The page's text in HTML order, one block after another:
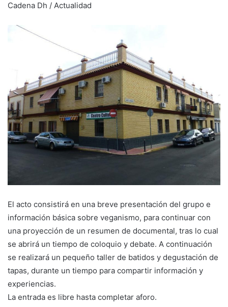
Cadena Dh / Actualidad
El acto consistirá en una breve presentación del grupo e
información básica sobre veganismo, para continuar con
una proyección de un resumen de documental, tras lo cual
se abrirá un tiempo de coloquio y debate. A continuación
se realizará un pequeño taller de batidos y degustación de
tapas, durante un tiempo para compartir información y
experiencias.
La entrada es libre hasta completar aforo.